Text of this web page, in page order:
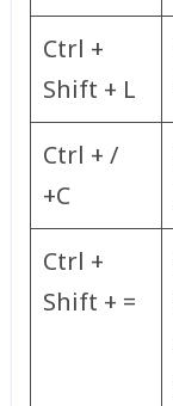
Ctrl +
Shift + L
Ctrl + /
+C
Ctrl +
Shift + =